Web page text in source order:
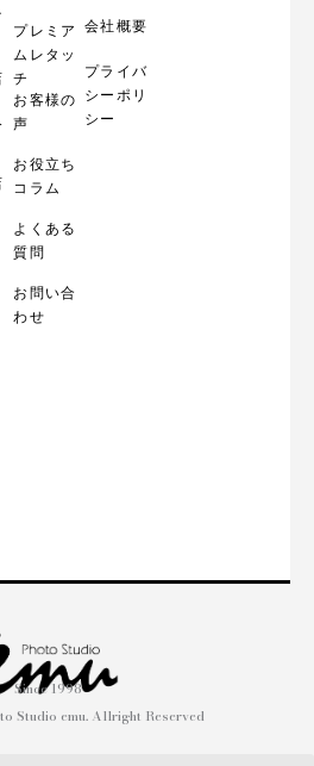
プレミア
ムレタッ
チ
お客様の
声
お役立ち
コラム
よくある
質問
お問い合
わせ
会社概要
プライバ
シーポリ
シー
Since 1998
Studio emu. Allright Reserved